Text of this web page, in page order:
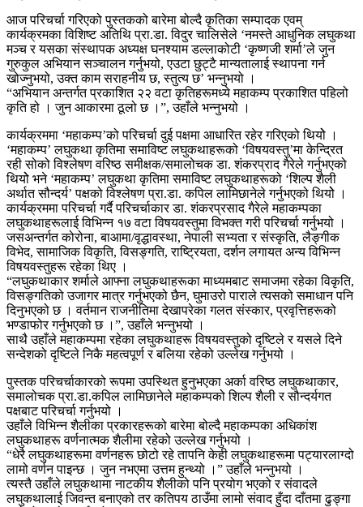
आज परिचर्चा गरिएको पुस्तकको बारेमा बोल्दै कृतिका सम्पादक एवम्
कार्यक्रमका विशिष्ट अतिथि प्रा.डा. विदुर चालिसेले ‘नमस्ते आधुनिक लघुकथा
मञ्च र यसका संस्थापक अध्यक्ष घनश्याम डल्लाकोटी ‘कृष्णजी शर्मा’ले जुन
गुरुकुल अभियान सञ्चालन गर्नुभयो, एउटा छुट्टै मान्यतालाई स्थापना गर्न
खोज्नुभयो, उक्त काम सराहनीय छ, स्तुत्य छ’ भन्नुभयो ।
“अभियान अन्तर्गत प्रकाशित २२ वटा कृतिहरूमध्ये महाकम्प प्रकाशित पहिलो
कृति हो । जुन आकारमा ठूलो छ ।”, उहाँले भन्नुभयो ।
कार्यक्रममा ‘महाकम्प’को परिचर्चा दुई पक्षमा आधारित रहेर गरिएको थियोे ।
‘महाकम्प’ लघुकथा कृतिमा समाविष्ट लघुकथाहरूको ‘विषयवस्तु’मा केन्द्रित
रही सोको विश्लेषण वरिष्ठ समीक्षक/समालोचक डा. शंकरप्राद गैरेले गर्नुभएको
थियोे भने ‘महाकम्प’ लघुकथा कृतिमा समाविष्ट लघुकथाहरूको ‘शिल्प शैली
अर्थात सौन्दर्य’ पक्षको विश्लेषण प्रा.डा. कपिल लामिछानेले गर्नुभएको थियोे ।
कार्यक्रममा परिचर्चा गर्दै परिचर्चाकार डा. शंकरप्रसाद गैरेले महाकम्पका
लघुकथाहरूलाई विभिन्न १७ वटा विषयवस्तुमा विभक्त गरी परिचर्चा गर्नुभयो ।
जसअन्तर्गत कोरोना, बाआमा/वृद्धावस्था, नेपाली सभ्यता र संस्कृति, लैङ्गीक
विभेद, सामाजिक विकृति, विसङ्गति, राष्ट्रियता, दर्शन लगायत अन्य विभिन्न
विषयवस्तुहरू रहेका थिए ।
“लघुकथाकार शर्माले आफ्ना लघुकथाहरूका माध्यमबाट समाजमा रहेका विकृति,
विसङ्गतिको उजागर मात्र गर्नुभएको छैन, घुमाउरो पाराले त्यसको समाधान पनि
दिनुभएको छ । वर्तमान राजनीतिमा देखापरेका गलत संस्कार, प्रवृत्तिहरूको
भण्डाफोर गर्नुभएको छ ।”, उहाँले भन्नुभयो ।
साथै उहाँले महाकम्पमा रहेका लघुकथाहरू विषयवस्तुको दृष्टिले र यसले दिने
सन्देशको दृष्टिले निकै महत्वपूर्ण र बलिया रहेको उल्लेख गर्नुभयो ।
पुस्तक परिचर्चाकारको रूपमा उपस्थित हुनुभएका अर्का वरिष्ठ लघुकथाकार,
समालोचक प्रा.डा.कपिल लामिछानेले महाकम्पको शिल्प शैली र सौन्दर्यगत
पक्षबाट परिचर्चा गर्नुभयो ।
उहाँले विभिन्न शैलीका प्रकारहरूको बारेमा बोल्दै महाकम्पका अधिकांश
लघुकथाहरू वर्णनात्मक शैलीमा रहेको उल्लेख गर्नुभयो ।
“धेरै लघुकथाहरूमा वर्णनहरू छोटो रहे तापनि केही लघुकथाहरूमा पट्यारलाग्दो
लामो वर्णन पाइन्छ । जुन नभएमा उत्तम हुन्थ्यो ।” उहाँले भन्नुभयो ।
त्यस्तै उहाँले लघुकथामा नाटकीय शैलीको पनि प्रयोग भएको र संवादले
लघुकथालाई जिवन्त बनाएको तर कतिपय ठाउँमा लामो संवाद हुँदा दाँतमा ढुङ्गा